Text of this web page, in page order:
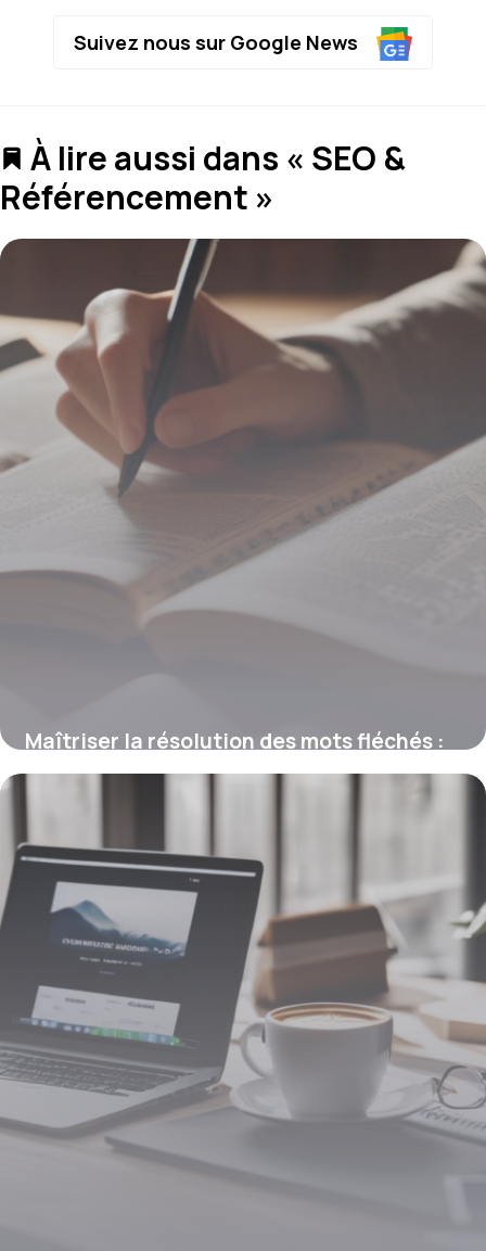
Suivez nous sur Google News
À lire aussi dans « SEO &
Référencement »
Maîtriser la résolution des mots fléchés :
astuces et bases essentielles